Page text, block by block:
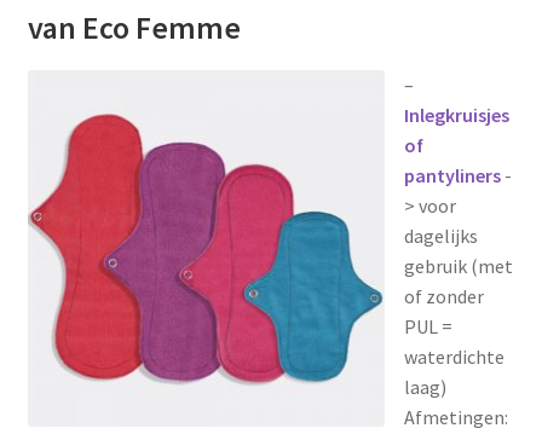
van Eco Femme
–
Inlegkruisjes
of
pantyliners-
> voor
dagelijks
gebruik (met
of zonder
PUL =
waterdichte
laag)
Afmetingen: